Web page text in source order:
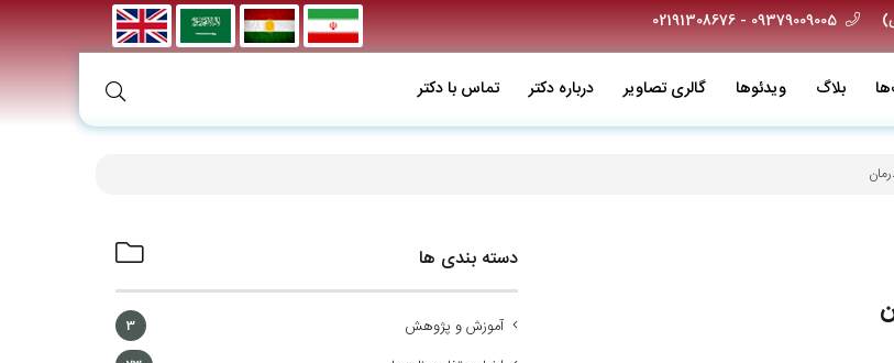
09379009005 - 02191308676
بلاگ ویدئو‌ها گالری تصاویر درباره دکتر تماس با دکتر
دسته بندی ها
آموزش و پژوهش 3